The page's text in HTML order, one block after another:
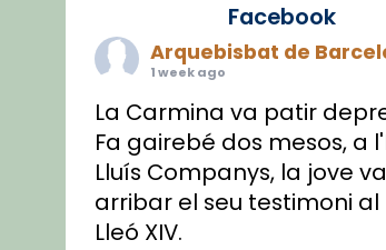
Facebook
Arquebisbat de
1 week ago
La Carmina va patir
Fa gairebé dos mesos, a
Lluís Companys, la jove
arribar el seu testimoni
Lleó XIV.